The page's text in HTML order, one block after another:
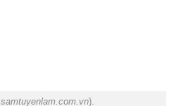
samtuyenlam.com.vn).